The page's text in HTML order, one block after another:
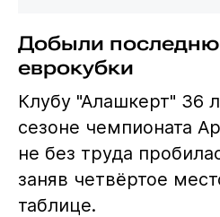
Добыли
еврокубки
Клубу "Алашкерт" 36
сезоне чемпионата
не без труда
заняв четвёртое
таблице.